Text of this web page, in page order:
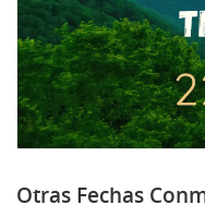
Otras Fechas